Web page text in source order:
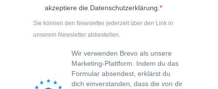
akzeptiere die Datenschutzerklärung.
Sie können den Newsletter jederzeit über den Link in
unserem Newsletter abbestellen.
Wir verwenden Brevo als unsere
Marketing-Plattform. Indem du das
Formular absendest, erklärst du
dich einverstanden, dass die von dir